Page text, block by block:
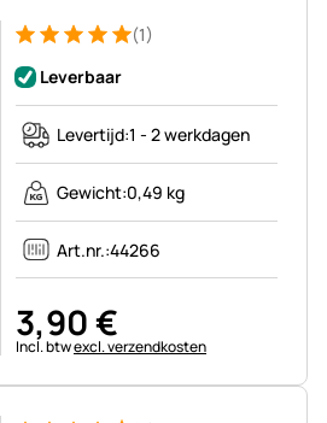
Beoordeling: 5 van 5 (1 beoordelingen)
1 Bewertung
(1)
Leverbaar
Levertijd:1 - 2 werkdagen
Gewicht:0,49 kg
Art.nr.:44266
3,90€
Belastinginformatie:
Incl. btwexcl. verzendkosten